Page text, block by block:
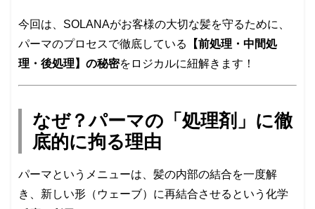
今回は、SOLANAがお客様の大切な髪を守るために、
パーマのプロセスで徹底している
【前処理・中間処
理・後処理】の秘密をロジカルに紐解きます！
なぜ？パーマの「処理剤」に徹
底的に拘る理由
パーマというメニューは、髪の内部の結合を一度解
き、新しい形（ウェーブ）に再結合させるという化学